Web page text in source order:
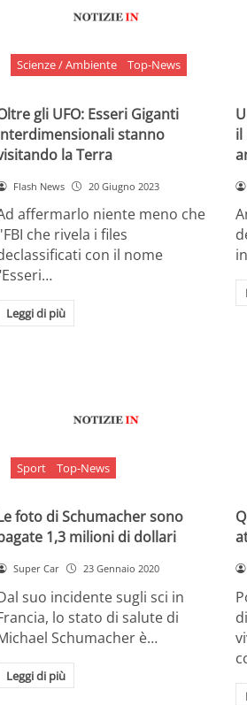
Scienze / Ambiente Top-News
gli UFO: Esseri Giganti
stanno
la Terra
Flash News 20 Giugno 2023
affermarlo niente meno che
che rivela i files
con il nome
Leggi di più
il
Sport Top-News
foto di Schumacher sono
1,3 milioni di dollari
Super Car 23 Gennaio 2020
suo incidente sugli sci in
lo stato di salute di
Schumacher è…
Leggi di più